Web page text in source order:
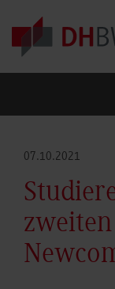
Skip to main content
07.10.2021